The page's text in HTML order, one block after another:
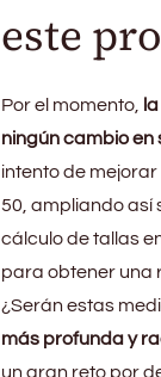
este
Por el momento,
ningún cambio en
intento de
50, ampliando así
cálculo de tallas
para obtener una
¿Serán estas
más profunda y
un gran reto por